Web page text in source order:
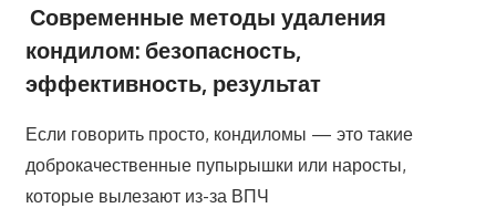
Современные методы удаления
кондилом: безопасность,
эффективность, результат
Если говорить просто, кондиломы — это такие
доброкачественные пупырышки или наросты,
которые вылезают из-за ВПЧ